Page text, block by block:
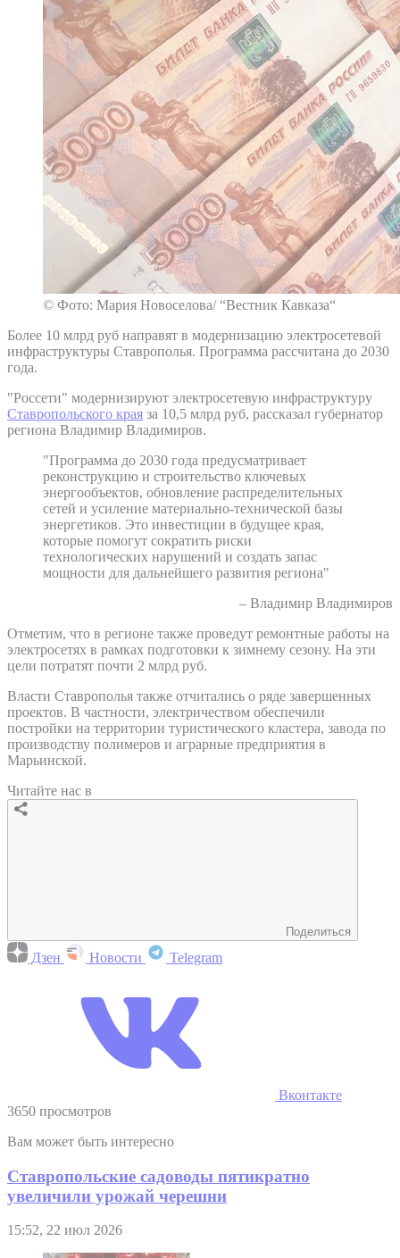
© Фото: Мария Новоселова/ “Вестник Кавказа“
Более 10 млрд руб направят в модернизацию электросетевой
инфраструктуры Ставрополья. Программа рассчитана до 2030
года.
"Россети" модернизируют электросетевую инфраструктуру
Ставропольского края за 10,5 млрд руб, рассказал губернатор
региона Владимир Владимиров.
"Программа до 2030 года предусматривает
реконструкцию и строительство ключевых
энергообъектов, обновление распределительных
сетей и усиление материально-технической базы
энергетиков. Это инвестиции в будущее края,
которые помогут сократить риски
технологических нарушений и создать запас
мощности для дальнейшего развития региона"
– Владимир Владимиров
Отметим, что в регионе также проведут ремонтные работы на
электросетях в рамках подготовки к зимнему сезону. На эти
цели потратят почти 2 млрд руб.
Власти Ставрополья также отчитались о ряде завершенных
проектов. В частности, электричеством обеспечили
постройки на территории туристического кластера, завода по
производству полимеров и аграрные предприятия в
Марьинской.
Читайте нас в
Поделиться
Дзен Новости Telegram
Вконтакте
3650 просмотров
Вам может быть интересно
Ставропольские садоводы пятикратно
увеличили урожай черешни
15:52, 22 июл 2026